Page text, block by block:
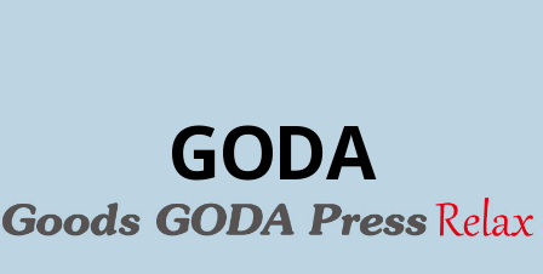
GODA